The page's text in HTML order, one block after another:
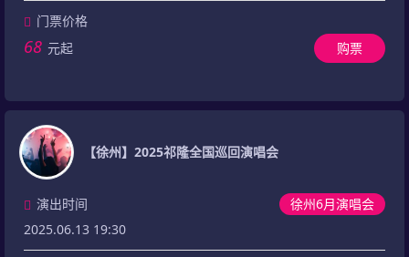
门票价格
68 元起 购票
【徐州】2025祁隆全国巡回演唱会
徐州6月演唱会
演出时间
2025.06.13 19:30